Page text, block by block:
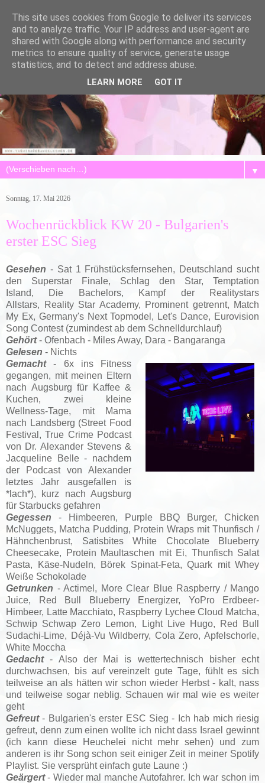
▼
Sonntag, 17. Mai 2026
Wochenrückblick KW 20 - Bulgarien's
erster ESC Sieg
Gesehen - Sat 1 Frühstücksfernsehen, Deutschland sucht
den Superstar Finale, Schlag den Star,
Temptation
Island, Die Bachelors,
Kampf der Realitystars
Allstars,
Reality Star Academy, Prominent getrennt, Match
My Ex, Germany's Next Topmodel, Let's Dance, Eurovision
Song Contest (zumindest ab dem Schnelldurchlauf)
Gehört- Ofenbach - Miles Away, Dara - Bangaranga
Gelesen - Nichts
Gemacht- 6x ins Fitness
gegangen, mit meinen Eltern
nach Augsburg für Kaffee &
Kuchen, zwei kleine
Wellness-Tage, mit Mama
nach Landsberg (Street Food
Festival, True Crime Podcast
von Dr. Alexander Stevens &
Jacqueline Belle - nachdem
der Podcast von Alexander
letztes Jahr ausgefallen is
*lach*), kurz nach Augsburg
für Starbucks gefahren
Gegessen - Himbeeren, Purple BBQ Burger, Chicken
McNuggets, Matcha Pudding, Protein Wraps mit Thunfisch /
Hähnchenbrust, Satisbites White Chocolate Blueberry
Cheesecake, Protein Maultaschen mit Ei, Thunfisch Salat
Pasta, Käse-Nudeln, Börek Spinat-Feta, Quark mit Whey
Weiße Schokolade
Getrunken - Actimel, More Clear Blue Raspberry / Mango
Juice,
Red Bull Blueberry Energizer, YoPro Erdbeer-
Himbeer, Latte Macchiato, Raspberry Lychee Cloud Matcha,
Schwip Schwap Zero Lemon, Light Live Hugo, Red Bull
Sudachi-Lime, Déjà-Vu Wildberry, Cola Zero, Apfelschorle,
White Moccha
Gedacht- Also der Mai is wettertechnisch bisher echt
durchwachsen, bis auf vereinzelt gute Tage, fühlt es sich
teilweise an als hätten wir schon wieder Herbst - kalt, nass
und teilweise sogar neblig. Schauen wir mal wie es weiter
geht
Gefreut- Bulgarien's erster ESC Sieg - Ich hab mich riesig
gefreut, denn zum einen wollte ich nicht dass Israel gewinnt
(ich kann diese Heuchelei nicht mehr sehen) und zum
anderen is ihr Song schon seit einiger Zeit in meiner Spotify
Playlist. Sie versprüht einfach gute Laune :)
Geärgert- Wieder mal manche Autofahrer. Ich war schon im
This site uses cookies from Google to deliver its services
and to analyze traffic. Your IP address and user-agent are
shared with Google along with performance and security
metrics to ensure quality of service, generate usage
statistics, and to detect and address abuse.
LEARN MORE GOT IT